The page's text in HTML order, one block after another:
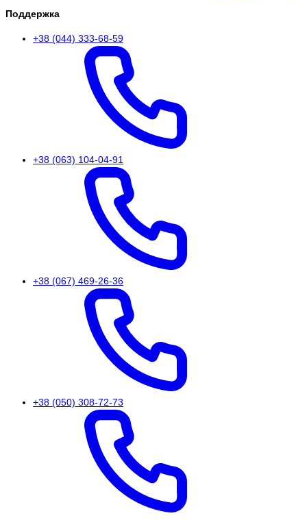
Поддержка
+38 (044) 333-68-59
+38 (063) 104-04-91
+38 (067) 469-26-36
+38 (050) 308-72-73